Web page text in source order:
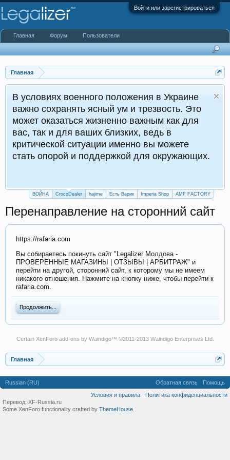
Войти или зарегистрироваться
Главная
положения в Украине
ясный ум и трезвость. Это
жизненно важным как для
ваших близких, ведь в
ситуации именно вы можете
и поддержкой для окружающих.
ВОЙНА CrocoDealer hajime Есть Варик Imperia Shop AMF FACTORY
Перенаправление на сторонний сайт
https://rafaria.com
Вы собираетесь покинуть сайт "Legalizer Молдова -
ПРОВЕРЕННЫЕ МАГАЗИНЫ | ОТЗЫВЫ | АРБИТРАЖ" и
перейти на другой, сторонний сайт, к которому мы не имеем
никакого отношения. Нажмите на кнопку ниже, чтобы перейти к
rafaria.com.
Продолжить...
Certain XenForo add-ons by Waindigo™ ©2011-2013 Waindigo Enterprises Ltd.
Главная
Главная Форум Пользователи
Russian (RU) Обратная связь
Помощь
Условия и правила
Политика конфиденциальности
Перевод: XF-Russia.ru
Some XenForo functionality crafted by ThemeHouse